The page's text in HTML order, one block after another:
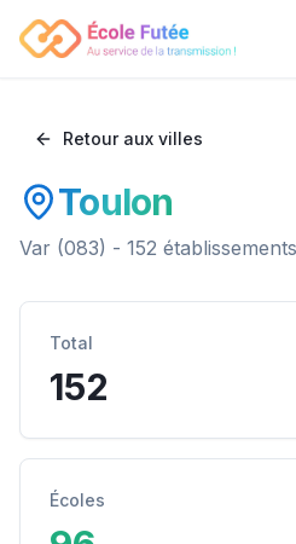
Retour aux villes
Toulon
Var (083) - 152
Total
152
Écoles